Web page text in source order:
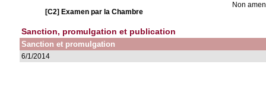
[C2] Examen par la Chambre
Non
Sanction, promulgation et publication
Sanction et promulgation
6/1/2014